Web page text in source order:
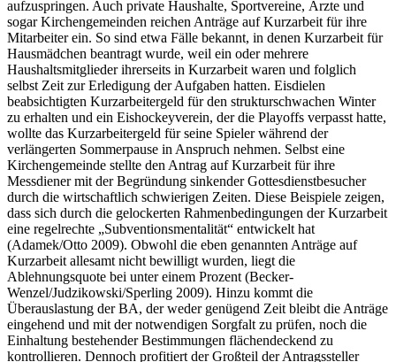
nur Unternehmen versuchen auf den „Zug“ Kurzarbeit
aufzuspringen. Auch private Haushalte, Sportvereine, Ärzte und
sogar Kirchengemeinden reichen Anträge auf Kurzarbeit für ihre
Mitarbeiter ein. So sind etwa Fälle bekannt, in denen Kurzarbeit für
Hausmädchen beantragt wurde, weil ein oder mehrere
Haushaltsmitglieder ihrerseits in Kurzarbeit waren und folglich
selbst Zeit zur Erledigung der Aufgaben hatten. Eisdielen
beabsichtigten Kurzarbeitergeld für den strukturschwachen Winter
zu erhalten und ein Eishockeyverein, der die Playoffs verpasst hatte,
wollte das Kurzarbeitergeld für seine Spieler während der
verlängerten Sommerpause in Anspruch nehmen. Selbst eine
Kirchengemeinde stellte den Antrag auf Kurzarbeit für ihre
Messdiener mit der Begründung sinkender Gottesdienstbesucher
durch die wirtschaftlich schwierigen Zeiten. Diese Beispiele zeigen,
dass sich durch die gelockerten Rahmenbedingungen der Kurzarbeit
eine regelrechte „Subventionsmentalität“ entwickelt hat
(Adamek/Otto 2009). Obwohl die eben genannten Anträge auf
Kurzarbeit allesamt nicht bewilligt wurden, liegt die
Ablehnungsquote bei unter einem Prozent (Becker-
Wenzel/Judzikowski/Sperling 2009). Hinzu kommt die
Überauslastung der BA, der weder genügend Zeit bleibt die Anträge
eingehend und mit der notwendigen Sorgfalt zu prüfen, noch die
Einhaltung bestehender Bestimmungen flächendeckend zu